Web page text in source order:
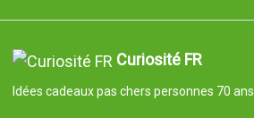
Curiosité FR
Idées cadeaux pas chers personnes 70 ans